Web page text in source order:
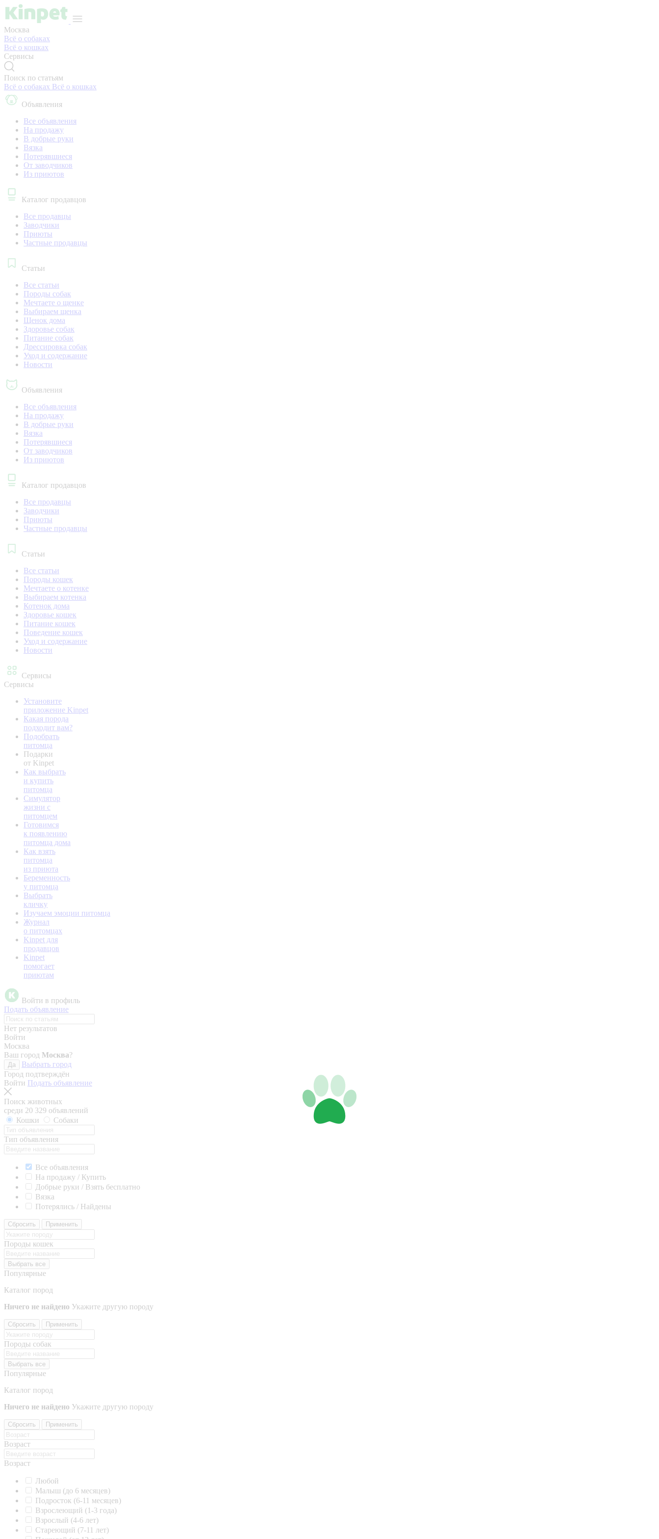
Москва
Всё о собаках
Всё о кошках
Сервисы
Поиск по статьям
Всё о собаках Всё о кошках
Объявления
Все объявления
На продажу
В добрые руки
Вязка
Потерявшиеся
От заводчиков
Из приютов
Каталог продавцов
Все продавцы
Заводчики
Приюты
Частные продавцы
Статьи
Все статьи
Породы собак
Мечтаете о щенке
Выбираем щенка
Щенок дома
Здоровье собак
Питание собак
Дрессировка собак
Уход и содержание
Новости
Объявления
Все объявления
На продажу
В добрые руки
Вязка
Потерявшиеся
От заводчиков
Из приютов
Каталог продавцов
Все продавцы
Заводчики
Приюты
Частные продавцы
Статьи
Все статьи
Породы кошек
Мечтаете о котенке
Выбираем котенка
Котенок дома
Здоровье кошек
Питание кошек
Поведение кошек
Уход и содержание
Новости
Сервисы
Сервисы
Установите
приложение Kinpet
Какая порода
подходит вам?
Подобрать
питомца
Подарки
от Kinpet
Как выбрать
и купить
питомца
Симулятор
жизни с
питомцем
Готовимся
к появлению
питомца дома
Как взять
питомца
из приюта
Беременность
у питомца
Выбрать
кличку
Изучаем эмоции питомца
Журнал
о питомцах
Kinpet для
продавцов
Kinpet
помогает
приютам
Войти в профиль
Подать объявление
Нет результатов
Войти
Москва
Ваш город Москва?
Да
Выбрать город
Город подтверждён
Войти Подать объявление
Поиск животных
среди 20 329 объявлений
Кошки
Собаки
Тип объявления
Все объявления
На продажу / Купить
Добрые руки / Взять бесплатно
Вязка
Потерялись / Найдены
Сбросить Применить
Породы кошек
Выбрать все
Популярные
Каталог пород
Ничего не найдено Укажите другую породу
Сбросить Применить
Породы собак
Выбрать все
Популярные
Каталог пород
Ничего не найдено Укажите другую породу
Сбросить Применить
Возраст
Возраст
Любой
Малыш (до 6 месяцев)
Подросток (6-11 месяцев)
Взрослеющий (1-3 года)
Взрослый (4-6 лет)
Стареющий (7-11 лет)